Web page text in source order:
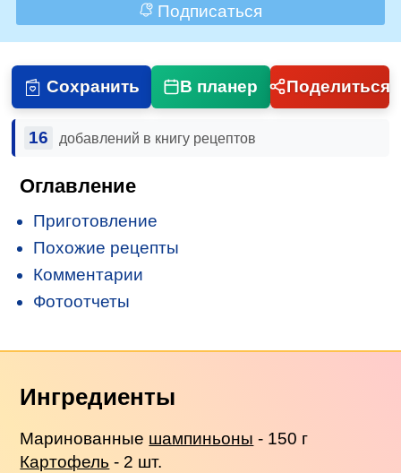
Подписаться
Сохранить В планер Поделиться
16 добавлений в книгу рецептов
Оглавление
Приготовление
Похожие рецепты
Комментарии
Фотоотчеты
Ингредиенты
Маринованные шампиньоны - 150 г
Картофель - 2 шт.